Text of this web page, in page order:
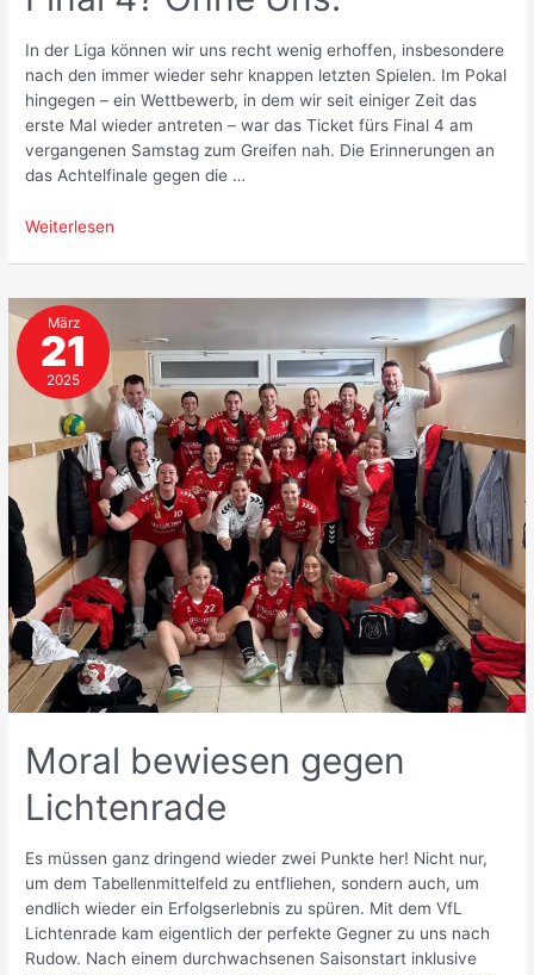
In der Liga können wir uns recht wenig erhoffen, insbesondere
nach den immer wieder sehr knappen letzten Spielen. Im Pokal
hingegen – ein Wettbewerb, in dem wir seit einiger Zeit das
erste Mal wieder antreten – war das Ticket fürs Final 4 am
vergangenen Samstag zum Greifen nah. Die Erinnerungen an
das Achtelfinale gegen die …
Final
Uns.
Weiterlesen
März
21
2025
Moral bewiesen gegen
Lichtenrade
Es müssen ganz dringend wieder zwei Punkte her! Nicht nur,
um dem Tabellenmittelfeld zu entfliehen, sondern auch, um
endlich wieder ein Erfolgserlebnis zu spüren. Mit dem VfL
Lichtenrade kam eigentlich der perfekte Gegner zu uns nach
Rudow. Nach einem durchwachsenen Saisonstart inklusive